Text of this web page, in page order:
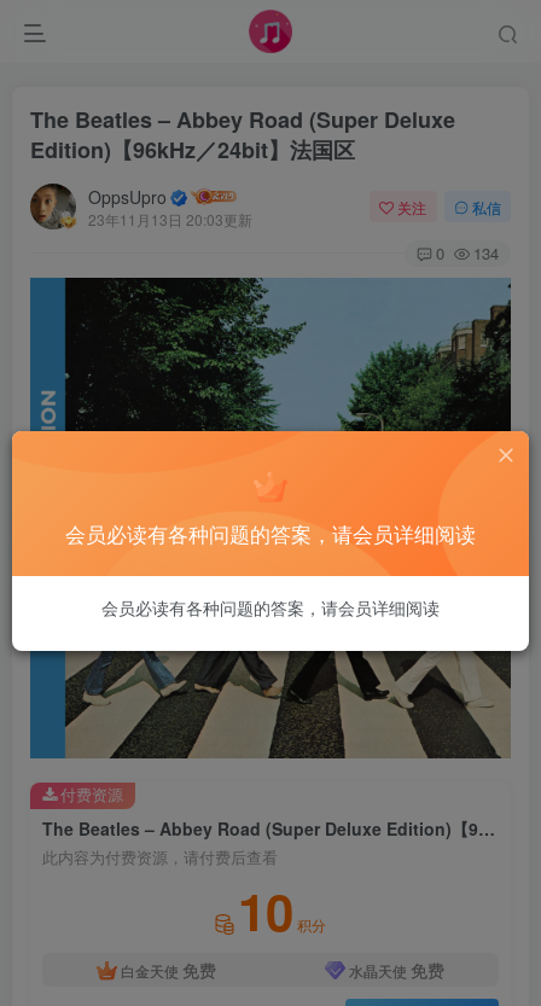
The Beatles – Abbey Road (Super Deluxe
Edition)【96kHz／24bit】法国区
OppsUpro
23年11月13日 20:03更新
关注 私信
0 134
The Beatles – Abbey Road (Super Deluxe Edition)【96kHz／24bit】法国区
此内容为付费资源，请付费后查看
10 积分
白金天使 免费 水晶天使 免费
付费资源
会员必读有各种问题的答案，请会员详细阅读
会员必读有各种问题的答案，请会员详细阅读